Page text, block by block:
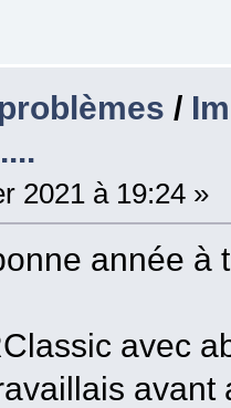
/
2021 à 19:24 »
année à
avec